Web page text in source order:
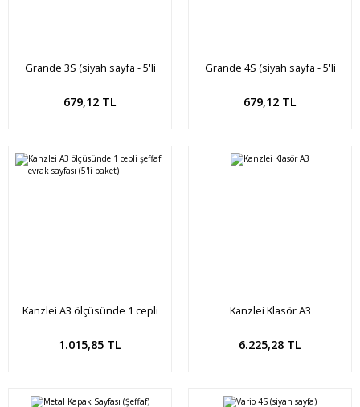
Grande 3S (siyah sayfa - 5'li
679,12 TL
Sepete Ekle
Grande 4S (siyah sayfa - 5'li
679,12 TL
Sepete Ekle
Kanzlei A3 ölçüsünde 1 cepli
1.015,85 TL
Sepete Ekle
Kanzlei Klasör A3
6.225,28 TL
Sepete Ekle